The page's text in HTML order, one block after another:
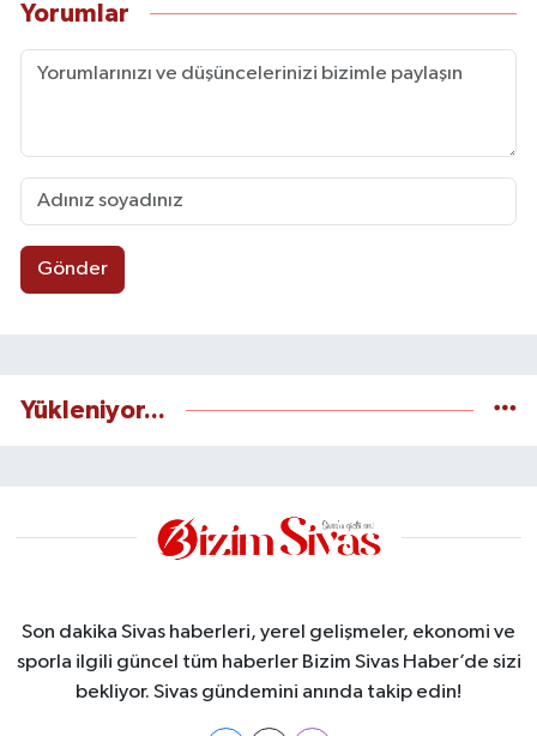
Yorumlar
Gönder
Yükleniyor...
Son dakika Sivas haberleri, yerel gelişmeler, ekonomi ve
sporla ilgili güncel tüm haberler Bizim Sivas Haber’de sizi
bekliyor. Sivas gündemini anında takip edin!